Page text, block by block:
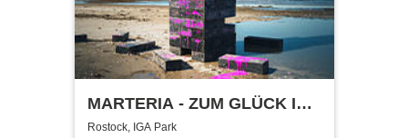
MARTERIA - ZUM GLÜCK IN
DIE ZUKUNFT TOUR 2026
Rostock, IGA Park